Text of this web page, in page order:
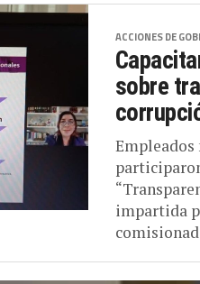
ACCIONES DE
sobre
impartida